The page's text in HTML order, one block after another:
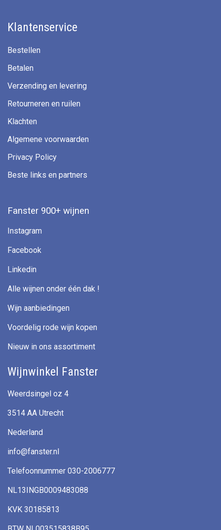
Klantenservice
Bestellen
Betalen
Verzending en levering
Retourneren en ruilen
Klachten
Algemene voorwaarden
Privacy Policy
Beste links en partners
Fanster 900+ wijnen
Instagram
Facebook
Linkedin
Alle wijnen onder één dak !
Wijn aanbiedingen
Voordelig rode wijn kopen
Nieuw in ons assortiment
Wijnwinkel Fanster
Weerdsingel oz 4
3514 AA Utrecht
Nederland
info@fanster.nl
Telefoonnummer 030-2006777
NL13INGB0009483088
KVK 30185813